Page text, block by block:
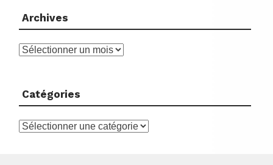
Archives
Archives
Catégories
Catégories